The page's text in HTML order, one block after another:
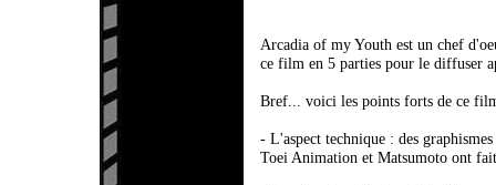
Arcadia of my Youth est un chef
ce film en 5 parties pour le diffuser
Bref... voici les points forts de ce
- L'aspect technique : des
Toei Animation et Matsumoto ont